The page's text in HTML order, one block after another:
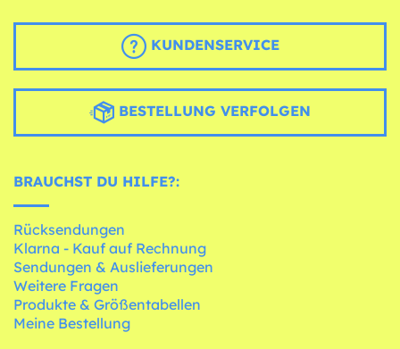
KUNDENSERVICE
BESTELLUNG VERFOLGEN
BRAUCHST DU HILFE?:
Rücksendungen
Klarna - Kauf auf Rechnung
Sendungen & Auslieferungen
Weitere Fragen
Produkte & Größentabellen
Meine Bestellung